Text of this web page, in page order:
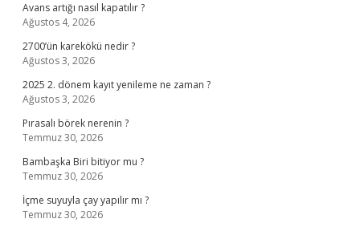
Avans artığı nasıl kapatılır ?
Ağustos 4, 2026
2700’ün karekökü nedir ?
Ağustos 3, 2026
2025 2. dönem kayıt yenileme ne zaman ?
Ağustos 3, 2026
Pırasalı börek nerenin ?
Temmuz 30, 2026
Bambaşka Biri bitiyor mu ?
Temmuz 30, 2026
İçme suyuyla çay yapılır mı ?
Temmuz 30, 2026